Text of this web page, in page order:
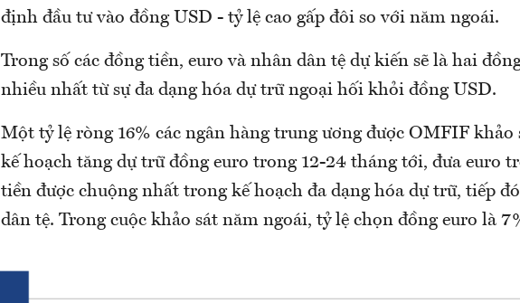
định đầu tư vào đồng USD - tỷ lệ cao gấp đôi so với năm ngoái.
Trong số các đồng tiền, euro và nhân dân tệ dự kiến sẽ là hai
nhiều nhất từ sự đa dạng hóa dự trữ ngoại hối khỏi đồng USD.
Một tỷ lệ ròng 16% các ngân hàng trung ương được OMFIF khảo
kế hoạch tăng dự trữ đồng euro trong 12-24 tháng tới, đưa euro
tiền được chuộng nhất trong kế hoạch đa dạng hóa dự trữ, tiếp
dân tệ. Trong cuộc khảo sát năm ngoái, tỷ lệ chọn đồng euro là